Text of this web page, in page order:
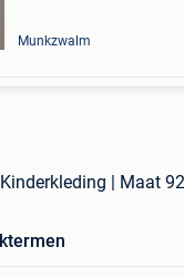
Munkzwalm
| Maat 92